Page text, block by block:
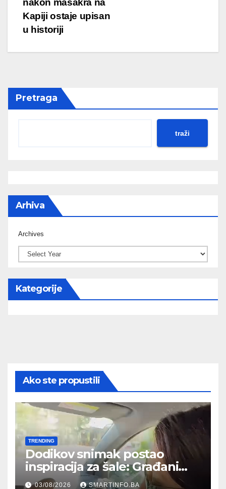
nakon masakra na
Kapiji ostaje upisan
u historiji
Pretraga
traži
Arhiva
Archives
Kategorije
Ako ste propustili
TRENDING
Dodikov snimak postao
inspiracija za šale: Građani
kroz parodiju poslali poruku
03/08/2026 SMARTINFO.BA